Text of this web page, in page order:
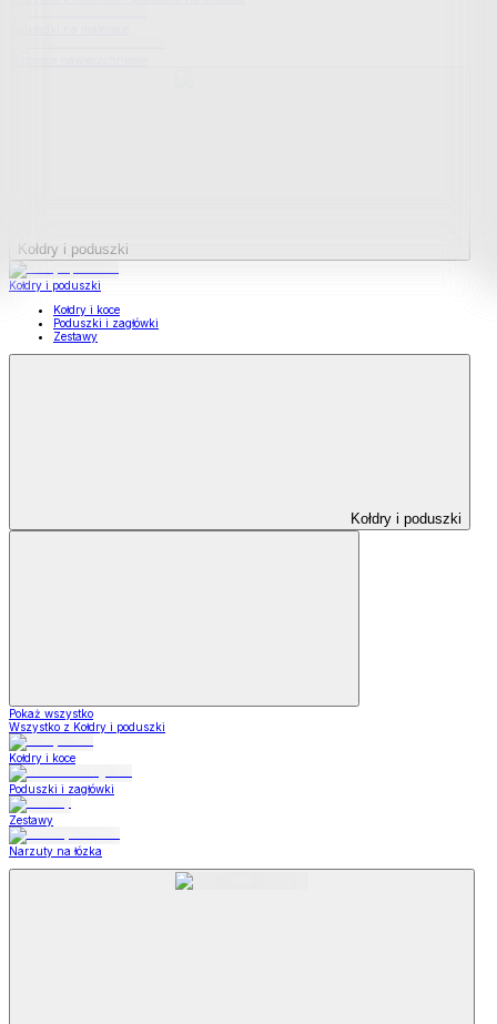
Kołdry i poduszki
Kołdry i poduszki
Kołdry i koce
Poduszki i zagłówki
Zestawy
Kołdry i poduszki
Pokaż wszystko
Wszystko z Kołdry i poduszki
Kołdry i koce
Poduszki i zagłówki
Zestawy
Narzuty na łózka